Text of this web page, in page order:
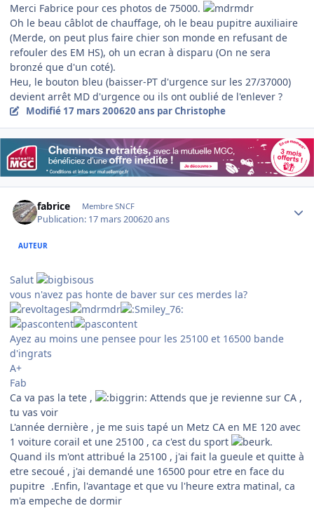
Merci Fabrice pour ces photos de 75000.
Oh le beau câblot de chauffage, oh le beau pupitre auxiliaire
(Merde, on peut plus faire chier son monde en refusant de
refouler des EM HS), oh un ecran à disparu (On ne sera
bronzé que d'un coté).
Heu, le bouton bleu (baisser-PT d'urgence sur les 27/37000)
devient arrêt MD d'urgence ou ils ont oublié de l'enlever ?
Modifié 17 mars 200620 ans par Christophe
fabrice Membre SNCF
Publication: 17 mars 200620 ans
AUTEUR
Salut
vous n'avez pas honte de baver sur ces merdes la?
Ayez au moins une pensee pour les 25100 et 16500 bande
d'ingrats
A+
Fab
Ca va pas la tete ,
Attends que je revienne sur CA ,
tu vas voir
L'année dernière , je me suis tapé un Metz CA en ME 120 avec
1 voiture corail et une 25100 , ca c'est du sport
.
Quand ils m'ont attribué la 25100 , j'ai fait la gueule et quitte à
etre secoué , j'ai demandé une 16500 pour etre en face du
pupitre .Enfin, l'avantage et que vu l'heure extra matinal, ca
m'a empeche de dormir